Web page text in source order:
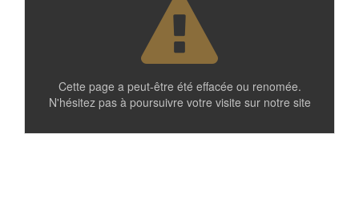
Cette page a peut-être été effacée ou renomée.
N'hésitez pas à poursuivre votre visite sur notre site